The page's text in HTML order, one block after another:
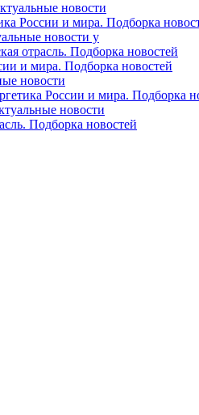
новости
России и мира. Подборка
новости у
отрасль. Подборка новостей
и мира. Подборка новостей
новости
России и мира. Подборка
новости
Подборка новостей